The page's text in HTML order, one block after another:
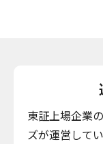
東証上場企業
ズが運営して